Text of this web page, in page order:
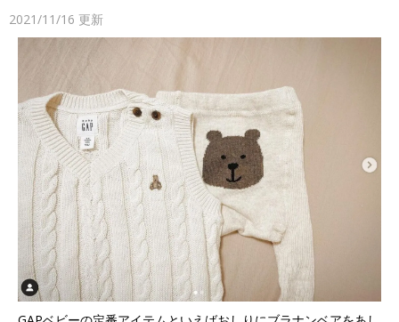
2021/11/16 更新